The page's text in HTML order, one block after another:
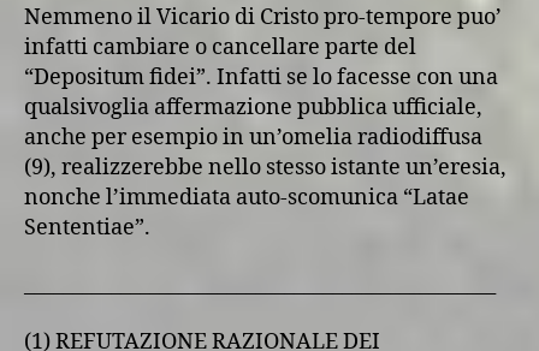
Nemmeno il Vicario di Cristo pro-tempore puo’
infatti cambiare o cancellare parte del
“Depositum fidei”. Infatti se lo facesse con una
qualsivoglia affermazione pubblica ufficiale,
anche per esempio in un’omelia radiodiffusa
(9), realizzerebbe nello stesso istante un’eresia,
nonche l’immediata auto-scomunica “Latae
Sententiae”.
(1) REFUTAZIONE RAZIONALE DEI